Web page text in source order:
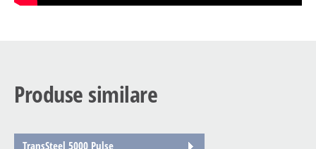
Produse similare
TransSteel 5000 Pulse